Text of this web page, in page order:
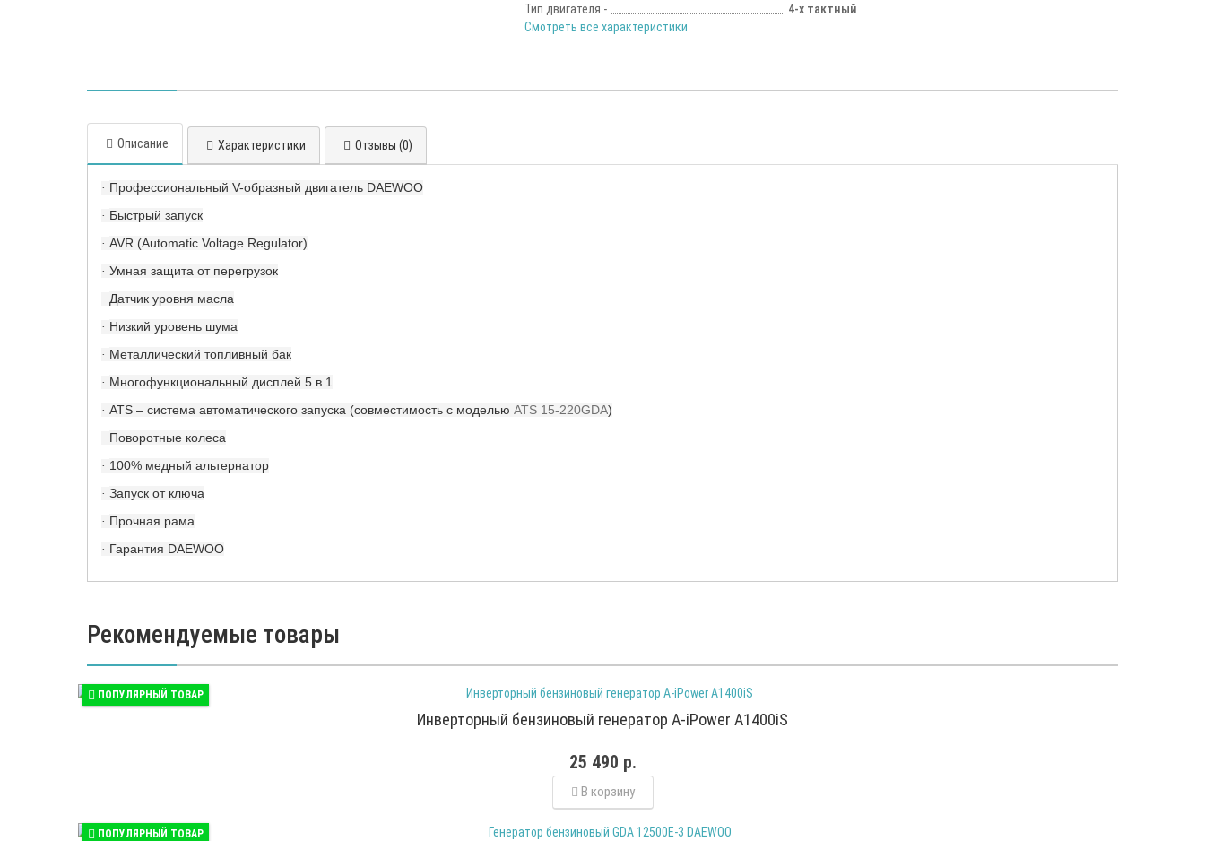
Тип двигателя -
4-х тактный
Смотреть все характеристики
Описание Характеристики Отзывы (0)
· Профессиональный V-образный двигатель DAEWOO
· Быстрый запуск
· AVR (Automatic Voltage Regulator)
· Умная защита от перегрузок
· Датчик уровня масла
· Низкий уровень шума
· Металлический топливный бак
· Многофункциональный дисплей 5 в 1
· ATS – система автоматического запуска (совместимость с моделью ATS 15-220GDA)
· Поворотные колеса
· 100% медный альтернатор
· Запуск от ключа
· Прочная рама
· Гарантия DAEWOO
Рекомендуемые товары
ПОПУЛЯРНЫЙ ТОВАР
Инверторный бензиновый генератор A-iPower A1400iS
25 490 р.
В корзину
ПОПУЛЯРНЫЙ ТОВАР